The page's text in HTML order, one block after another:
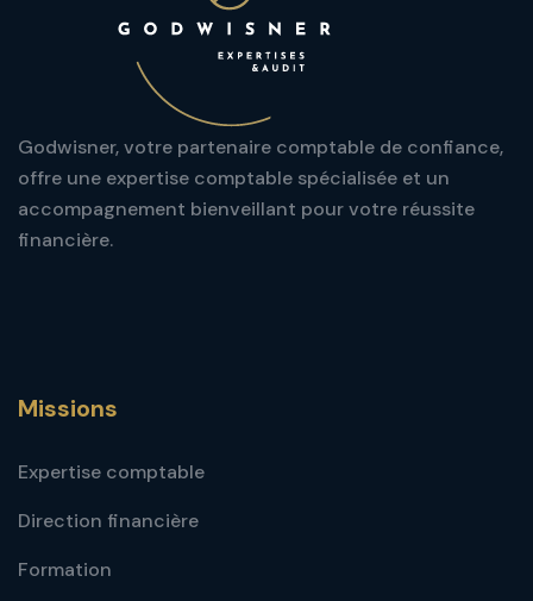
Godwisner, votre partenaire comptable de confiance,
offre une expertise comptable spécialisée et un
accompagnement bienveillant pour votre réussite
financière.
Missions
Expertise comptable
Direction financière
Formation